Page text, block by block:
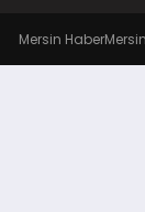
Mersin Haber